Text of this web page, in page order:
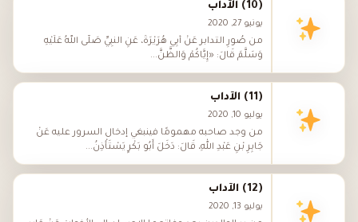
(10) الآداب
يونيو 27, 2020
من صُورِ التدابر عَنْ أَبِي هُرَيْرَةَ، عَنِ النَّبِيِّ صَلَّى اللهُ عَلَيْهِ
وَسَلَّمَ قَالَ: «إِيَّاكُمْ وَالظَّنَّ...
(11) الآداب
يوليو 10, 2020
من وجد صاحبه مهمومًا فينبغي إدخال السرور عليه عَنْ
جَابِرِ بْنِ عَبْدِ اللهِ، قَالَ: دَخَلَ أَبُو بَكْرٍ يَسْتَأْذِنُ...
(12) الآداب
يوليو 13, 2020